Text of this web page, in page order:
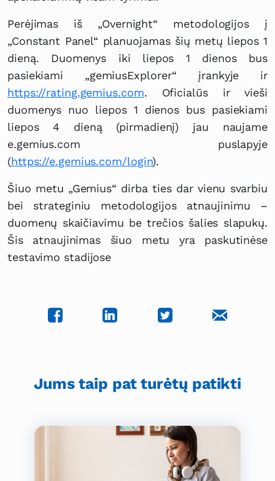
Perėjimas iš „Overnight“ metodologijos į
„Constant Panel“ planuojamas šių metų liepos 1
dieną. Duomenys iki liepos 1 dienos bus
pasiekiami „gemiusExplorer“ įrankyje ir
https://rating.gemius.com. Oficialūs ir vieši
duomenys nuo liepos 1 dienos bus pasiekiami
liepos 4 dieną (pirmadienį) jau naujame
e.gemius.com puslapyje
(https://e.gemius.com/login).
Šiuo metu „Gemius“ dirba ties dar vienu svarbiu
bei strateginiu metodologijos atnaujinimu –
duomenų skaičiavimu be trečios šalies slapukų.
Šis atnaujinimas šiuo metu yra paskutinėse
testavimo stadijose
Jums taip pat turėtų patikti